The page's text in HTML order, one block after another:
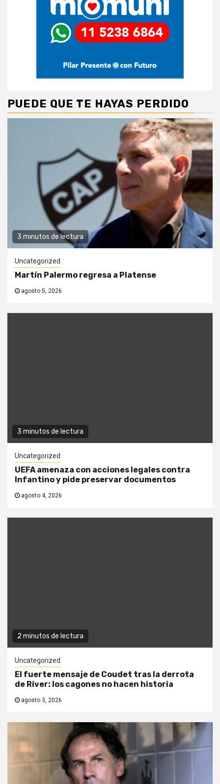
PUEDE QUE TE HAYAS PERDIDO
3 minutos de lectura
Uncategorized
Martín Palermo regresa a Platense
agosto 5, 2026
3 minutos de lectura
Uncategorized
UEFA amenaza con acciones legales contra
Infantino y pide preservar documentos
agosto 4, 2026
2 minutos de lectura
Uncategorized
El fuerte mensaje de Coudet tras la derrota
de River: los cagones no hacen historia
agosto 3, 2026